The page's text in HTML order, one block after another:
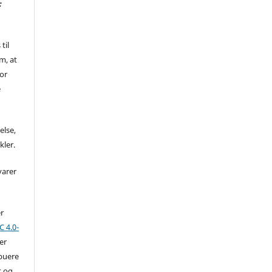
til
at
4.0-